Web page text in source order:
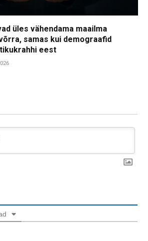
üles vähendama maailma
samas kui demograafid
eest